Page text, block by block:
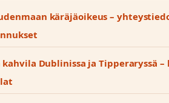
käräjäoikeus –
kahvila Dublinissa ja Tipperaryssä